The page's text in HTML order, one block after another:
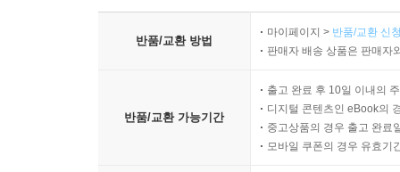
반품/교환 방법
마이페이지 > 반품/교환 신
판매자 배송 상품은 판매자
반품/교환 가능기간
출고 완료 후 10일 이내의
디지털 콘텐츠인 eBook의
중고상품의 경우 출고 완료
모바일 쿠폰의 경우 유효기